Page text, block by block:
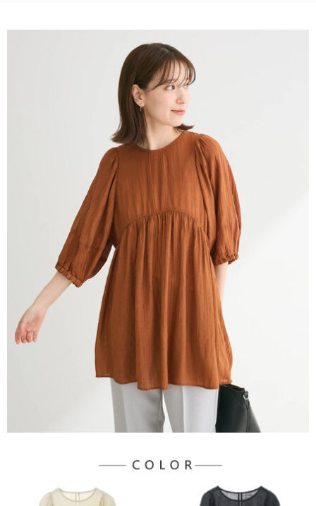
流程，驗證手機門號後，選擇欲分期的期數、繳款截止日，確認付款後即完
3.實際核准額度、可分期數及費用金額請依後續交易確認頁面所載為準。
4.訂單成立30分鐘內，如未前往確認交易或遇審核未通過，訂單將自動取
消。如遇「轉專審核」未通過狀況，表示未達大哥付你分期系統評分，恕無
1.分期款項不併入電信帳單，「大哥付你分期」於每月結算日後寄送繳費提
2.透過簡訊連結打開帳單後，可選擇「超商條碼／台灣大直營門市／銀行轉
帳／街口支付／iPASS MONEY」等通路繳費。
1.本服務係由「台灣大哥大股份有限公司」（以下簡稱本公司）所提供，讓
用戶於交易時，得透過本服務購買商品或服務，並由商店將買賣／分期付款
買賣價金債權讓與本公司後，依約使用本公司帳單繳交帳款。
2.基於同意付款使用「大哥付你分期」之契約關係目的，商店將以您的個人
資料（包含姓名、電話或地址）提供予台灣大哥大進項蒐集、處理及利用，
由本公司與您本人進行分期帳單所需資料之確認、核對及更正。
3.完整用戶服務條款，請詳閱以下連結：
https://oppay.tw/userRule
AFTEE先享後付是「在收到商品之後才付款」的支付方式。 讓您購物簡單
１．簡單：不需註冊會員、不需綁卡、不需儲值。
２．便利：只要手機號碼，簡訊認證，即可結帳。
３．安心：先確認商品／服務後，再付款。
【「AFTEE先享後付」結帳流程】
１．於結帳方式選擇「AFTEE先享後付」後，將跳轉至「AFTEE先享後付」
結帳頁面，進行簡訊認證並確認金額後，即可完成結帳。
２．訂單成立數日內，您將收到繳費通知簡訊。
３．收到繳費通知簡訊後14天內，點擊此簡訊中的連結，可透過四大超商／
ATM／網路銀行／等多元方式進行付款，方視為交易完成。
※ 請注意：結帳手續完成當下不需立刻繳費，但若您需要取消訂單，請聯絡
購買商品的店家。未經商家同意取消之訂單仍視為有效，需透過AFTEE先享
後付繳納相關費用。
※ 交易是否成功請以「AFTEE先享後付 」之結帳頁面顯示為準，若有關於
是否繳費成功／繳費後需取消欲退款等相關疑問，請聯繫「AFTEE先享後付
客戶支援中心」
https://netprotections.freshdesk.com/support/home
【注意事項】
１．透過由恩沛科技股份有限公司提供之「AFTEE先享後付」服務完成之交
易，需依本服務之必要範圍內提供個人資料，並將交易相關給付款項請求債
權轉讓予恩沛科技股份有限公司。
２．關於個人資料處理事宜，請瀏覽以下網址：
https://aftee.tw/terms/#terms3
３．未成年的使用者請事先徵得法定代理人或監護人之同意方可使用
「AFTEE先享後付」，若未經同意申辦者引起之損失，本公司不負相關責
４．使用「AFTEE先享後付」時，將依據個別帳號之用戶狀況，依本公司即
時審查核予不同之上限額度；若仍有額度不足之情形，本公司將視審查結果
請求用戶進行身份認證。
每筆NT$60，滿NT$388(含以上)免運費
每筆NT$60，滿NT$388(含以上)免運費
每筆NT$60，滿NT$888(含以上)免運費
萊爾富純取貨
每筆NT$60，滿NT$888(含以上)免運費
7-11取貨付款
每筆NT$60，滿NT$888(含以上)免運費
7-11純取貨
每筆NT$60，滿NT$888(含以上)免運費
每筆NT$90，滿NT$888(含以上)免運費